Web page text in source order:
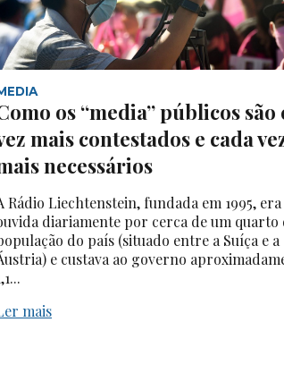
os “media” públicos são
mais contestados e cada
necessários
Rádio Liechtenstein, fundada em 1995, era
diariamente por cerca de um quarto
do país (situado entre a Suíça e a
e custava ao governo
mais